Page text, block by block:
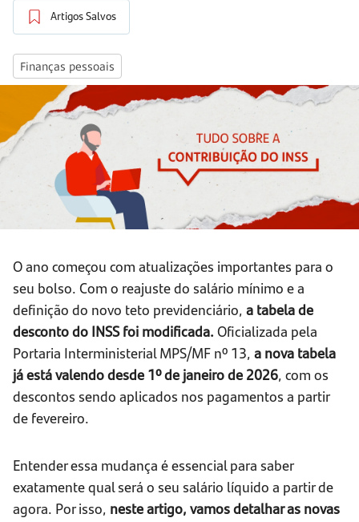
Artigos Salvos
Finanças pessoais
O ano começou com atualizações importantes para o
seu bolso. Com o reajuste do salário mínimo e a
definição do novo teto previdenciário, a tabela de
desconto do INSS foi modificada. Oficializada pela
Portaria Interministerial MPS/MF nº 13, a nova tabela
já está valendo desde 1º de janeiro de 2026, com os
descontos sendo aplicados nos pagamentos a partir
de fevereiro.
Entender essa mudança é essencial para saber
exatamente qual será o seu salário líquido a partir de
agora. Por isso, neste artigo, vamos detalhar as novas